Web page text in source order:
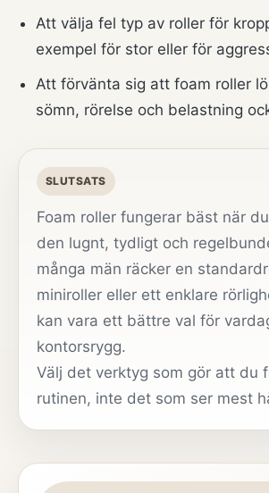
Att välja fel typ av roller för
exempel för stor eller för
Att förvänta sig att foam roller
sömn, rörelse och belastning
SLUTSATS
Foam roller fungerar bäst när
den lugnt, tydligt och
många män räcker en
miniroller eller ett enklare
kan vara ett bättre val för
kontorsrygg.
Välj det verktyg som gör att du
rutinen, inte det som ser mest